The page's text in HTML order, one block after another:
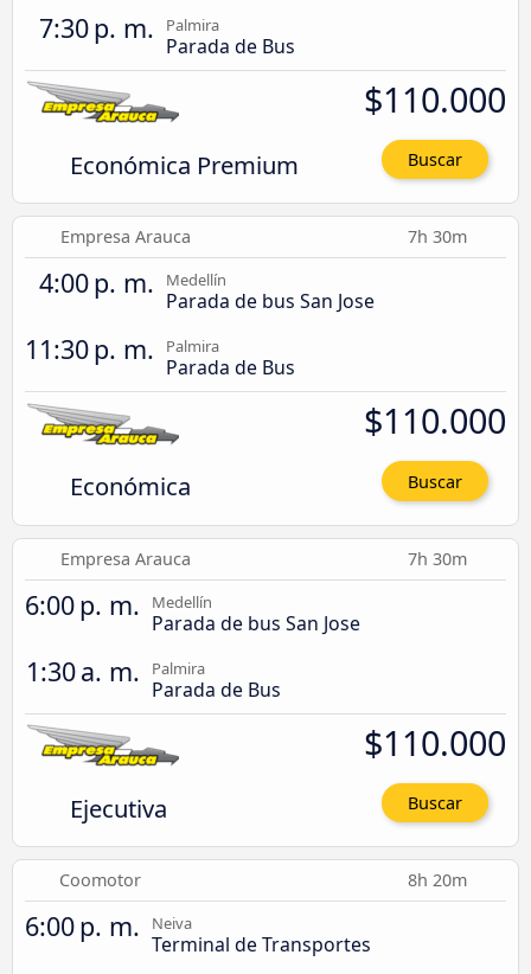
7:30 p. m. Palmira
Parada de Bus
Económica Premium
$110.000
Buscar
Empresa Arauca 7h 30m
4:00 p. m. Medellín
Parada de bus San Jose
11:30 p. m. Palmira
Parada de Bus
Económica
$110.000
Buscar
Empresa Arauca 7h 30m
6:00 p. m. Medellín
Parada de bus San Jose
1:30 a. m. Palmira
Parada de Bus
Ejecutiva
$110.000
Buscar
Coomotor 8h 20m
6:00 p. m. Neiva
Terminal de Transportes